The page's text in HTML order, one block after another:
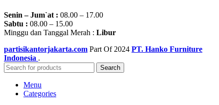
Senin – Jum`at : 08.00 – 17.00
Sabtu : 08.00 – 15.00
Minggu dan Tanggal Merah : Libur
partisikantorjakarta.com Part Of 2024 PT. Hanko Furniture
Indonesia .
Search
Menu
Categories